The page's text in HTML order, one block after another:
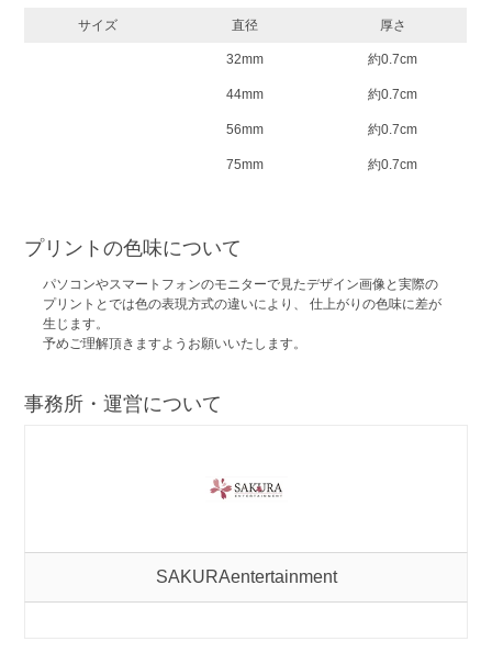
サイズ 直径 厚さ
32mm 約0.7cm
44mm 約0.7cm
56mm 約0.7cm
75mm 約0.7cm
プリントの色味について
パソコンやスマートフォンのモニターで見たデザイン画像と実際の
プリントとでは色の表現方式の違いにより、 仕上がりの色味に差が
生じます。
予めご理解頂きますようお願いいたします。
事務所・運営について
SAKURAentertainment